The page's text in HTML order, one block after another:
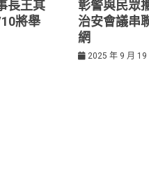
長王其
將舉
彰警與民眾
治安會議串
網
2025 年 9 月 19